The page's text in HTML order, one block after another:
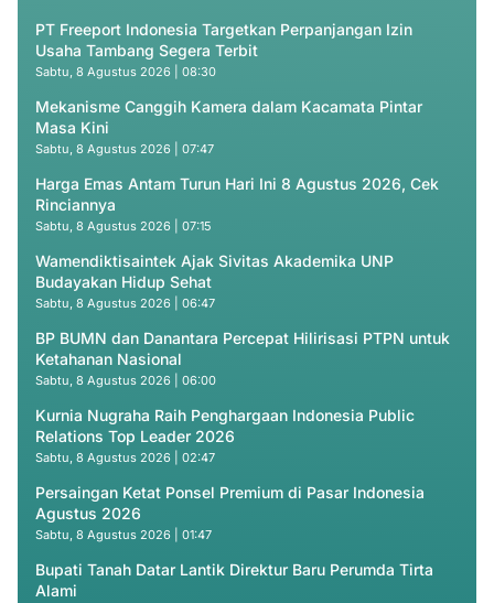
PT Freeport Indonesia Targetkan Perpanjangan Izin
Usaha Tambang Segera Terbit
Sabtu, 8 Agustus 2026 | 08:30
Mekanisme Canggih Kamera dalam Kacamata Pintar
Masa Kini
Sabtu, 8 Agustus 2026 | 07:47
Harga Emas Antam Turun Hari Ini 8 Agustus 2026, Cek
Rinciannya
Sabtu, 8 Agustus 2026 | 07:15
Wamendiktisaintek Ajak Sivitas Akademika UNP
Budayakan Hidup Sehat
Sabtu, 8 Agustus 2026 | 06:47
BP BUMN dan Danantara Percepat Hilirisasi PTPN untuk
Ketahanan Nasional
Sabtu, 8 Agustus 2026 | 06:00
Kurnia Nugraha Raih Penghargaan Indonesia Public
Relations Top Leader 2026
Sabtu, 8 Agustus 2026 | 02:47
Persaingan Ketat Ponsel Premium di Pasar Indonesia
Agustus 2026
Sabtu, 8 Agustus 2026 | 01:47
Bupati Tanah Datar Lantik Direktur Baru Perumda Tirta
Alami